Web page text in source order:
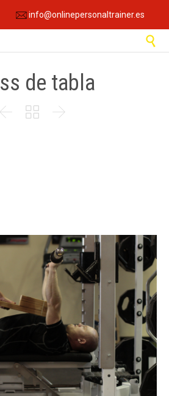
info@onlinepersonaltrainer.es

de tabla
  